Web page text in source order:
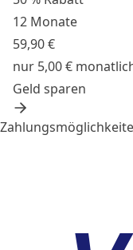
12 Monate
59,90 €
nur 5,00 €
Geld sparen